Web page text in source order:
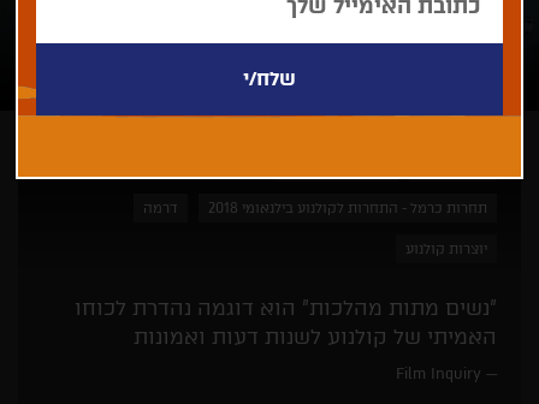
תחרות כרמל - התחרות לקולנוע בילנאומי 2018 דרמה
יוצרות קולנוע
"נשים מתות מהלכות" הוא דוגמה נהדרת לכוחו
האמיתי של קולנוע לשנות דעות ואמונות
Film Inquiry